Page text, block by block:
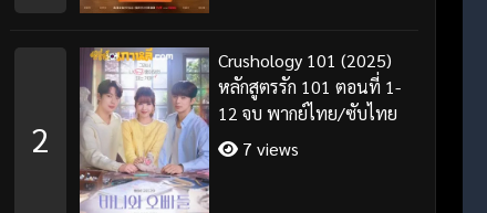
2
Crushology 101 (2025)
หลักสูตรรัก 101 ตอนที่ 1-
12 จบ พากย์ไทย/ซับไทย
7 views